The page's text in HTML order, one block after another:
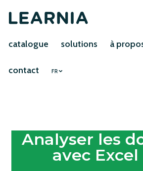
catalogue solutions à
contact FR
Analyser les
avec